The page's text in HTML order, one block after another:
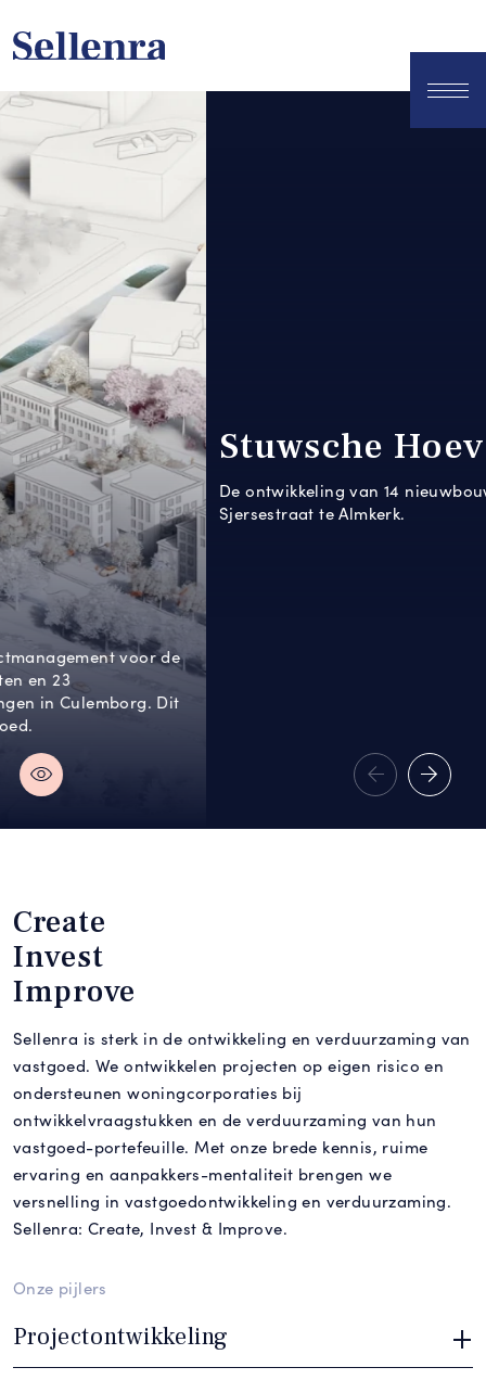
Stuwsche Hoeve
De ontwikkeling van 14 nieuwbouwwoningen aan de
Sjersestraat te Almkerk.
Create
Invest
Improve
Sellenra is sterk in de ontwikkeling en verduurzaming van
vastgoed. We ontwikkelen projecten op eigen risico en
ondersteunen woningcorporaties bij
ontwikkelvraagstukken en de verduurzaming van hun
vastgoed-portefeuille. Met onze brede kennis, ruime
ervaring en aanpakkers-mentaliteit brengen we
versnelling in vastgoedontwikkeling en verduurzaming.
Sellenra: Create, Invest & Improve.
Onze pijlers
Projectontwikkeling